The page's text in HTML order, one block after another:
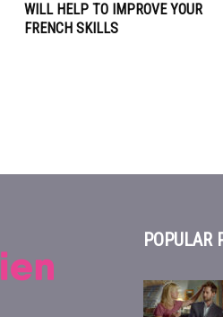
WILL HELP TO IMPROVE YOUR
FRENCH SKILLS
POPULAR